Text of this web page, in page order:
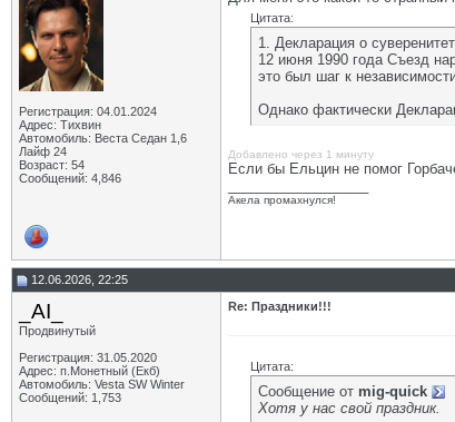
Регистрация: 04.01.2024
Адрес: Тихвин
Автомобиль: Веста Седан 1,6
Лайф 24
Возраст: 54
Сообщений: 4,846
Цитата:
1. Декларация о
12 июня 1990 года Съезд
это был шаг к
Однако фактически
Добавлено через 1 минуту
Если бы Ельцин не помог
Акела промахнулся!
12.06.2026, 22:25
_AI_
Продвинутый
Регистрация: 31.05.2020
Адрес: п.Монетный (Екб)
Автомобиль: Vesta SW Winter
Сообщений: 1,753
Re: Праздники!!!
Цитата:
Сообщение от mig-quick
Хотя у нас свой праздник.